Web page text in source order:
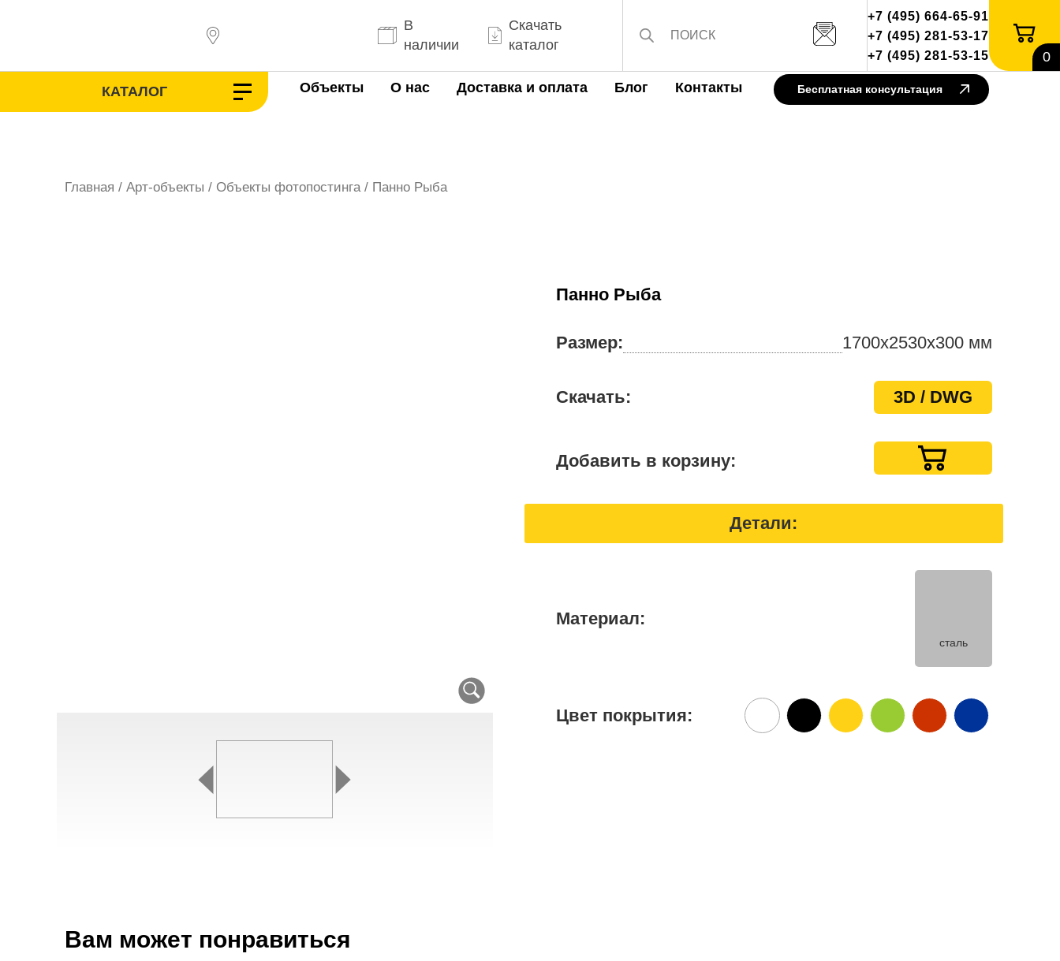
В
наличии
Скачать
каталог
+7 (495) 664-65-91
+7 (495) 281-53-17
+7 (495) 281-53-15
0
КАТАЛОГ Объекты О нас Доставка и оплата Блог Контакты Бесплатная консультация
Главная / Арт-объекты / Объекты фотопостинга/ Панно Рыба
Панно Рыба
Размер: 1700x2530x300 мм
Скачать: 3D / DWG
Добавить в корзину:
Детали:
Материал:
сталь
Цвет покрытия:
Вам может понравиться